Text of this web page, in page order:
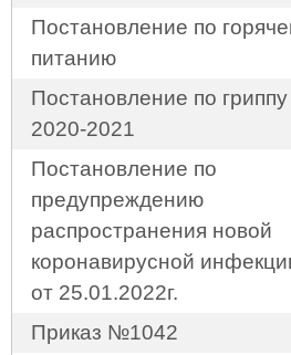
Постановление по
питанию
Постановление по
2020-2021
Постановление по
предупреждению
распространения новой
коронавирусной
от 25.01.2022г.
Приказ №1042